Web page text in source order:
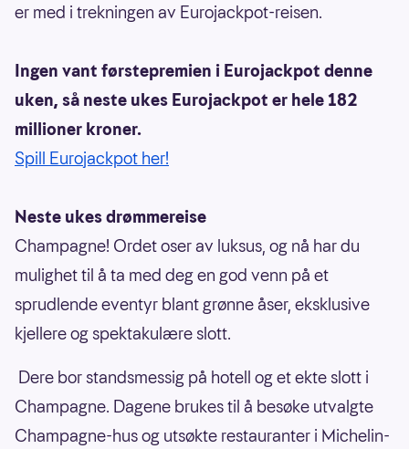
er med i trekningen av Eurojackpot-reisen.
Ingen vant førstepremien i Eurojackpot denne
uken, så neste ukes Eurojackpot er hele 182
millioner kroner.
Spill Eurojackpot her!
Neste ukes drømmereise
Champagne! Ordet oser av luksus, og nå har du
mulighet til å ta med deg en god venn på et
sprudlende eventyr blant grønne åser, eksklusive
kjellere og spektakulære slott.
Dere bor standsmessig på hotell og et ekte slott i
Champagne. Dagene brukes til å besøke utvalgte
Champagne-hus og utsøkte restauranter i Michelin-